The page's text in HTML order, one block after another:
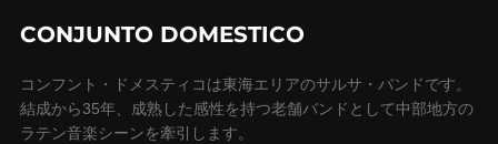
シ
ョ
ン
CONJUNTO DOMESTICO
コンフント・ドメスティコは東海エリアのサルサ・バンドです。
結成から35年、成熟した感性を持つ老舗バンドとして中部地方の
ラテン音楽シーンを牽引します。